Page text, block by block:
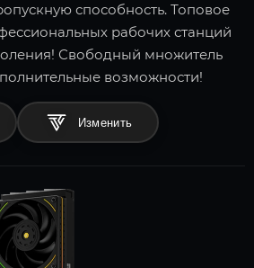
способность. Топовое
рабочих станций
Свободный множитель
возможности!